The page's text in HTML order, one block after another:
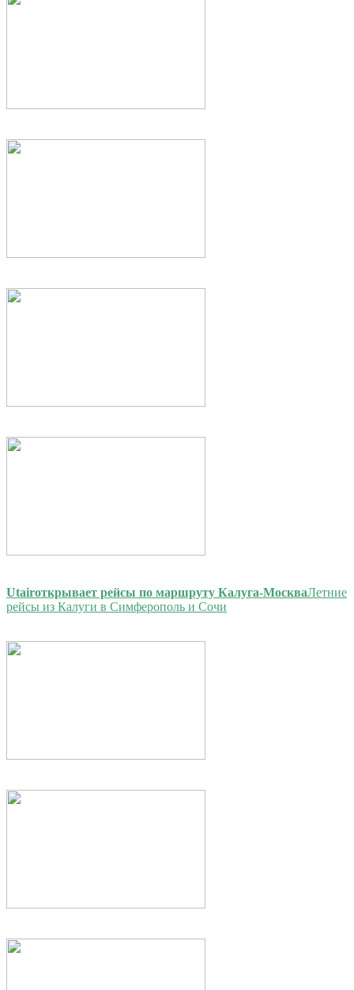
Utairоткрывает рейсы по маршруту Калуга-МоскваЛетние
рейсы из Калуги в Симферополь и Сочи